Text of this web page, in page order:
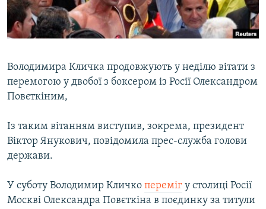
ВІДЕОУРОКИ «ELIFBE»
СВІДЧЕННЯ ОКУПАЦІЇ
ІНФОГРАФІКА
Русский
Qırımtatar
ДОЛУЧАЙСЯ!
Усі сайти RFE/RL
Володимира Кличка продовжують у неділю вітати з
перемогою у двобої з боксером із Росії Олександром
Повєткіним,
Із таким вітанням виступив, зокрема, президент
Віктор Янукович, повідомила прес-служба голови
держави.
У суботу Володимир Кличко переміг у столиці Росії
Москві Олександра Повєткіна в поєдинку за титули